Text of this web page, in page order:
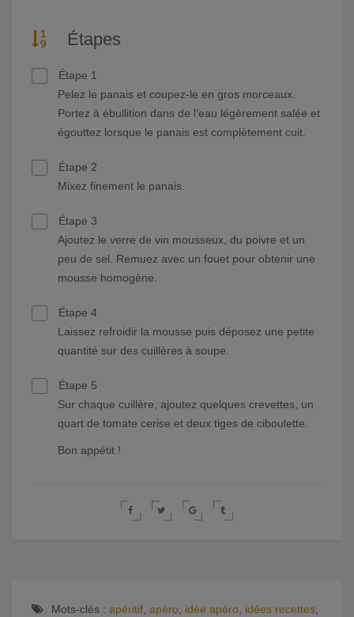
Étapes
Étape 1
Pelez le panais et coupez-le en gros morceaux.
Portez à ébullition dans de l’eau légèrement salée et
égouttez lorsque le panais est complètement cuit.
Étape 2
Mixez finement le panais.
Étape 3
Ajoutez le verre de vin mousseux, du poivre et un
peu de sel. Remuez avec un fouet pour obtenir une
mousse homogène.
Étape 4
Laissez refroidir la mousse puis déposez une petite
quantité sur des cuillères à soupe.
Étape 5
Sur chaque cuillère, ajoutez quelques crevettes, un
quart de tomate cerise et deux tiges de ciboulette.
Bon appétit !
Mots-clés : apéritif apéro idée apéro idées recettes